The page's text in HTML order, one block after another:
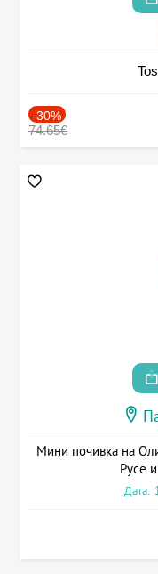
-30%
74.65€
Мини почивка на
Русе
Дата: